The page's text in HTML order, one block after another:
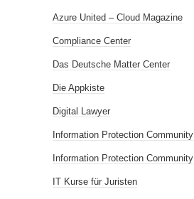
Azure United – Cloud Magazine
Compliance Center
Das Deutsche Matter Center
Die Appkiste
Digital Lawyer
Information Protection Community
Information Protection Community
IT Kurse für Juristen